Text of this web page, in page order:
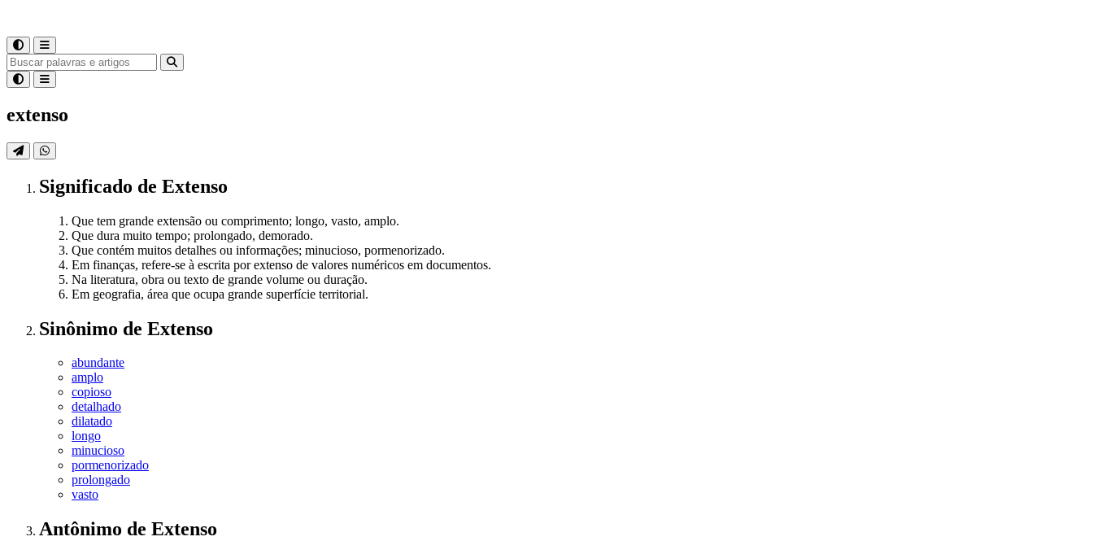
extenso
Significado de Extenso
Que tem grande extensão ou comprimento; longo, vasto, amplo.
Que dura muito tempo; prolongado, demorado.
Que contém muitos detalhes ou informações; minucioso, pormenorizado.
Em finanças, refere-se à escrita por extenso de valores numéricos em documentos.
Na literatura, obra ou texto de grande volume ou duração.
Em geografia, área que ocupa grande superfície territorial.
Sinônimo de Extenso
abundante
amplo
copioso
detalhado
dilatado
longo
minucioso
pormenorizado
prolongado
vasto
Antônimo de Extenso